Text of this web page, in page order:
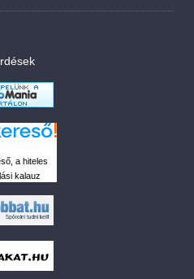
a hiteles
kalauz